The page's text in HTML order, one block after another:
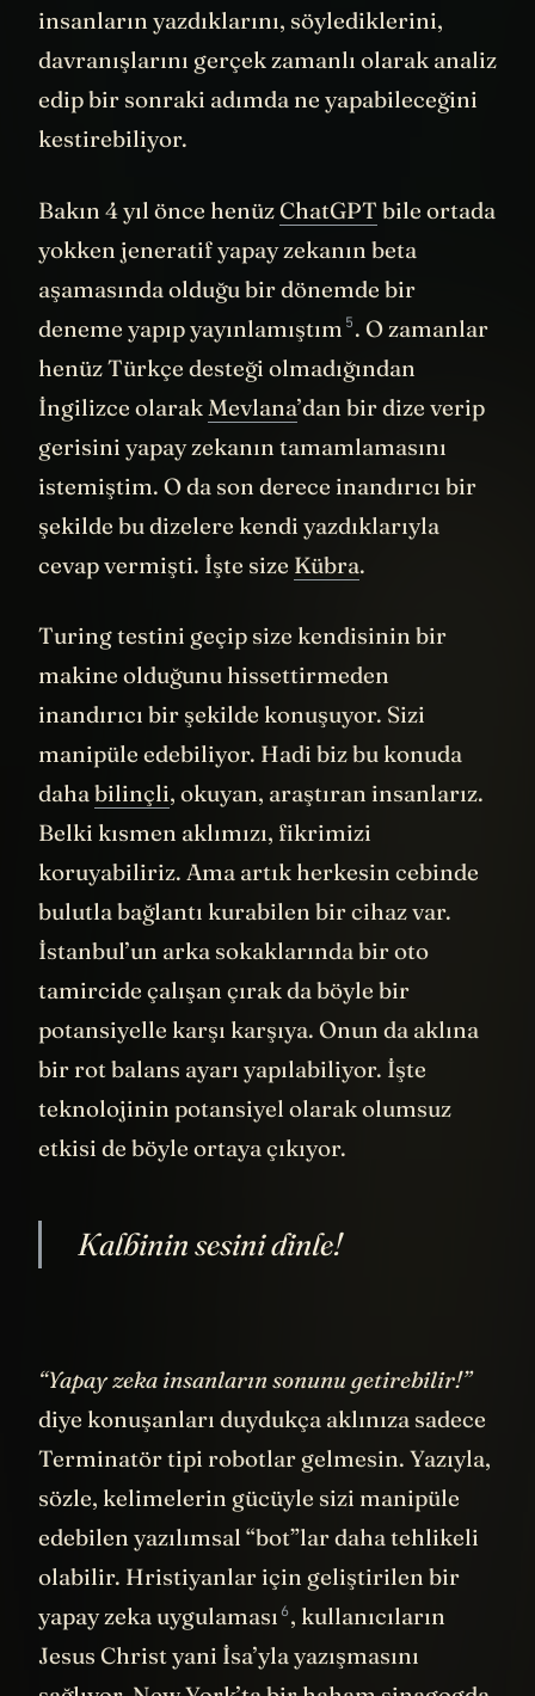
zekanın gücü eklendi. Bu öyle bir güç ki
insanların yazdıklarını, söylediklerini,
davranışlarını gerçek zamanlı olarak analiz
edip bir sonraki adımda ne yapabileceğini
Bakın 4 yıl önce henüzChatGPTbile ortada
yokken jeneratif yapay zekanın beta
aşamasında olduğu bir dönemde bir
deneme yapıpyayınlamıştım 5. O zamanlar
henüz Türkçe desteği olmadığından
İngilizce olarakMevlana’dan bir dize verip
gerisini yapay zekanın tamamlamasını
istemiştim. O da son derece inandırıcı bir
şekilde bu dizelere kendi yazdıklarıyla
Turing testini geçip size kendisinin bir
makine olduğunu hissettirmeden
inandırıcı bir şekilde konuşuyor. Sizi
manipüle edebiliyor. Hadi biz bu konuda
daha bilinçli, okuyan, araştıran insanlarız.
Belki kısmen aklımızı, fikrimizi
koruyabiliriz. Ama artık herkesin cebinde
bulutla bağlantı kurabilen bir cihaz var.
İstanbul’un arka sokaklarında bir oto
tamircide çalışan çırak da böyle bir
potansiyelle karşı karşıya. Onun da aklına
bir rot balans ayarı yapılabiliyor. İşte
teknolojinin potansiyel olarak olumsuz
“Yapay zeka insanların sonunu getirebilir!”
diye konuşanları duydukça aklınıza sadece
Terminatör tipi robotlar gelmesin. Yazıyla,
sözle, kelimelerin gücüyle sizi manipüle
edebilen yazılımsal “bot”lar daha tehlikeli
olabilir. Hristiyanlar için geliştirilen bir
yapay zeka uygulaması
, kullanıcıların